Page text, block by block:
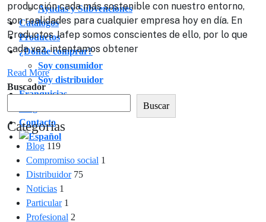
Ayudas y Subvenciones
Catálogos
Productos
¿Dónde comprar?
Soy consumidor
Soy distribuidor
Franquicias
Contacto
producción cada más sostenible con nuestro entorno,
son realidades para cualquier empresa hoy en día. En
Productos Jafep somos conscientes de ello, por lo que
cada vez, intentamos obtener
Read More
Buscador
Buscar
Categorias
Blog 119
Compromiso social 1
Distribuidor 75
Noticias 1
Particular 1
Profesional 2